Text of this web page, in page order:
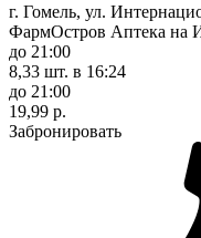
г. Гомель, ул.
ФармОстров Аптека на
до 21:00
8,33 шт. в 16:24
до 21:00
19,99 р.
Забронировать